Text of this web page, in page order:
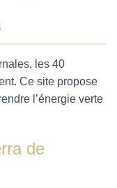
les 40
Ce site propose
l’énergie verte
de